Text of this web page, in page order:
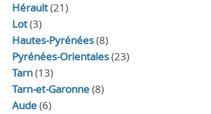
Hérault(21)
Lot(3)
Hautes-Pyrénées(8)
Pyrénées-Orientales(23)
Tarn(13)
Tarn-et-Garonne(8)
Aude(6)